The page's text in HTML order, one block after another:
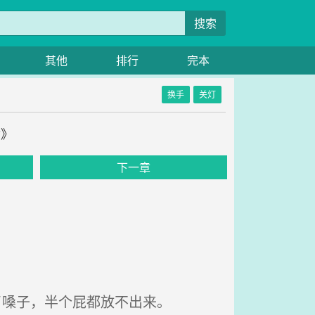
搜索
其他 排行 完本
换手 关灯
下一章
子，半个屁都放不出来。